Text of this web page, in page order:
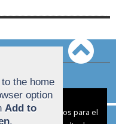
DE USO
the home
option
Add to
.
cookies:
y de terceros para el